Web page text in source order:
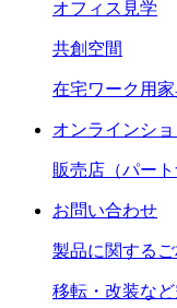
オフィス見学
共創空間
在宅ワーク用
オンラインシ
販売店（パート
お問い合わせ
製品に関する
移転・改装な